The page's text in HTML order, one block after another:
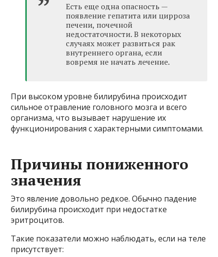
Есть еще одна опасность —
появление гепатита или цирроза
печени, почечной
недостаточности. В некоторых
случаях может развиться рак
внутреннего органа, если
вовремя не начать лечение.
При высоком уровне билирубина происходит
сильное отравление головного мозга и всего
организма, что вызывает нарушение их
функционирования с характерными симптомами.
Причины пониженного
значения
Это явление довольно редкое. Обычно падение
билирубина происходит при недостатке
эритроцитов.
Такие показатели можно наблюдать, если на теле
присутствует: